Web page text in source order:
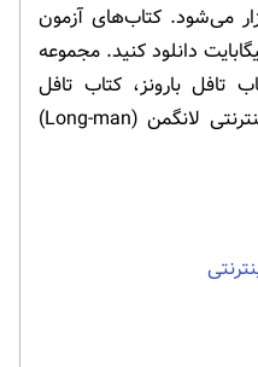
می‌شود. کتاب‌های آزمون
اینترنتی را با حجم ۲.۵۷ گیگابایت دانلود کنید. مجموعه
تافل بارونز، کتاب تافل
اینترنتی کاپلان و کتاب تافل اینترنتی لانگمن (Long-man)